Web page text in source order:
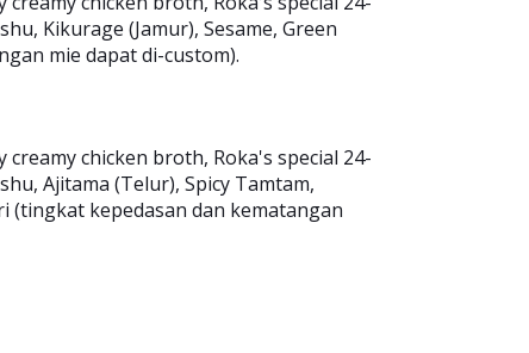
Kikurage (Jamur), Sesame, Green
mie dapat di-custom).
chicken broth, Roka's special 24-
Ajitama (Telur), Spicy Tamtam,
(tingkat kepedasan dan kematangan